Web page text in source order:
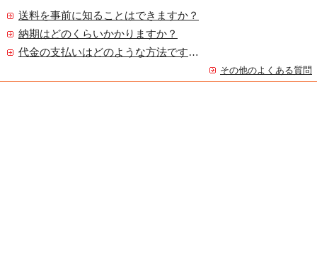
送料を事前に知ることはできますか？
納期はどのくらいかかりますか？
代金の支払いはどのような方法ですか？
その他のよくある質問